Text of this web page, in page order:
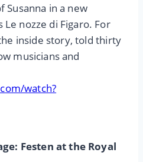
in a new
Le nozze di Figaro. For
inside story, told thirty
musicians and
watch?
Festen at the Royal